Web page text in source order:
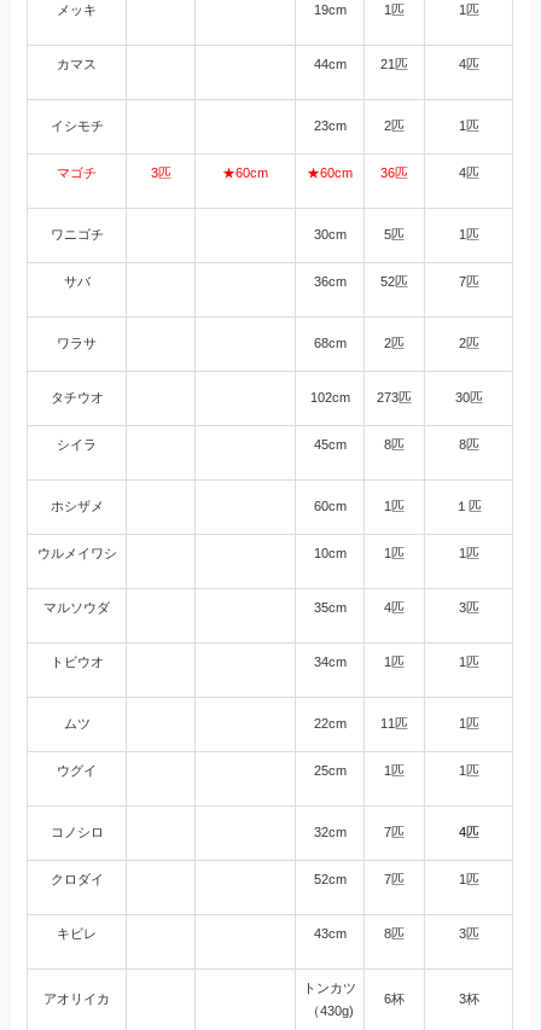
メッキ 19cm 1匹 1匹
カマス 44cm 21匹 4匹
イシモチ 23cm 2匹 1匹
マゴチ 3匹 ★60cm ★60cm 36匹 4匹
ワニゴチ 30cm 5匹 1匹
サバ 36cm 52匹 7匹
ワラサ 68cm 2匹 2匹
タチウオ 102cm 273匹 30匹
シイラ 45cm 8匹 8匹
ホシザメ 60cm 1匹 １匹
ウルメイワシ 10cm 1匹 1匹
マルソウダ 35cm 4匹 3匹
トビウオ 34cm 1匹 1匹
ムツ 22cm 11匹 1匹
ウグイ 25cm 1匹 1匹
コノシロ 32cm 7匹 4匹
クロダイ 52cm 7匹 1匹
キビレ 43cm 8匹 3匹
アオリイカ
トンカツ
（430g)
6杯 3杯